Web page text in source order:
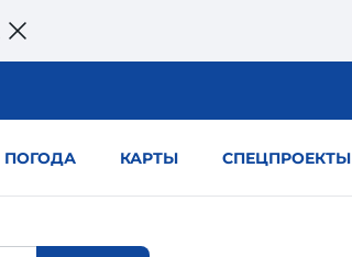
ПОГОДА КАРТЫ СПЕЦПРОЕКТЫ